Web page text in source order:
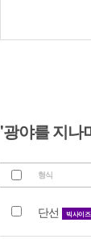
'광야를 지나
형식
단선 빅사이즈